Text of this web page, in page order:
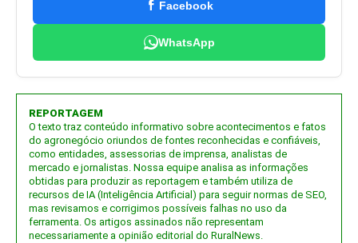
Facebook
WhatsApp
REPORTAGEM
O texto traz conteúdo informativo sobre acontecimentos e fatos
do agronegócio oriundos de fontes reconhecidas e confiáveis,
como entidades, assessorias de imprensa, analistas de
mercado e jornalistas. Nossa equipe analisa as informações
obtidas para produzir as reportagem e também utiliza de
recursos de IA (Inteligência Artificial) para seguir normas de SEO,
mas revisamos e corrigimos possíveis falhas no uso da
ferramenta. Os artigos assinados não representam
necessariamente a opinião editorial do RuralNews.